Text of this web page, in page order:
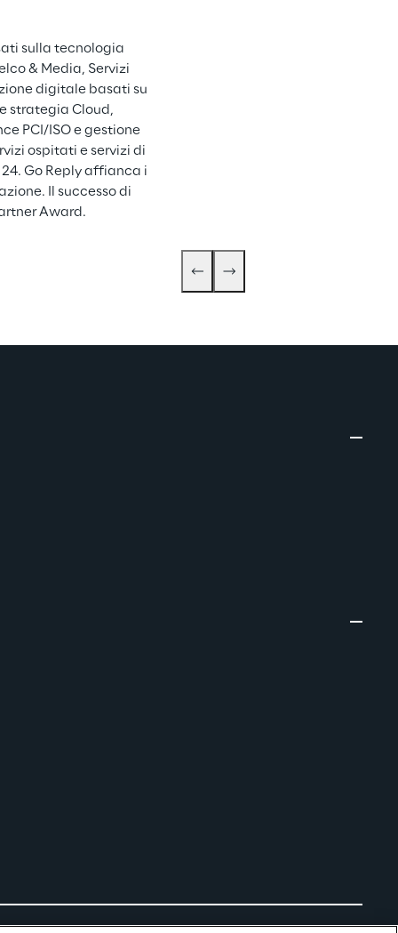
sulla tecnologia
& Media, Servizi
digitale basati su
strategia Cloud,
PCI/ISO e gestione
ospitati e servizi di
Go Reply affianca i
Il successo di
Award.